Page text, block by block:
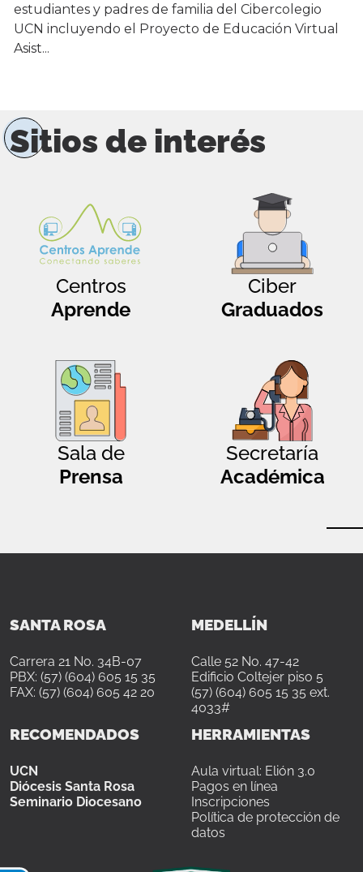
estudiantes y padres de familia del Cibercolegio
UCN incluyendo el Proyecto de Educación Virtual
Asist...
Sitios de interés
Centros
Aprende
Ciber
Graduados
Sala de
Prensa
Secretaría
Académica
SANTA ROSA
Carrera 21 No. 34B-07
PBX: (57) (604) 605 15 35
FAX: (57) (604) 605 42 20
MEDELLÍN
Calle 52 No. 47-42
Edificio Coltejer piso 5
(57) (604) 605 15 35 ext.
4033#
RECOMENDADOS
UCN
Diócesis Santa Rosa
Seminario Diocesano
HERRAMIENTAS
Aula virtual: Elión 3.0
Pagos en línea
Inscripciones
Política de protección de
datos